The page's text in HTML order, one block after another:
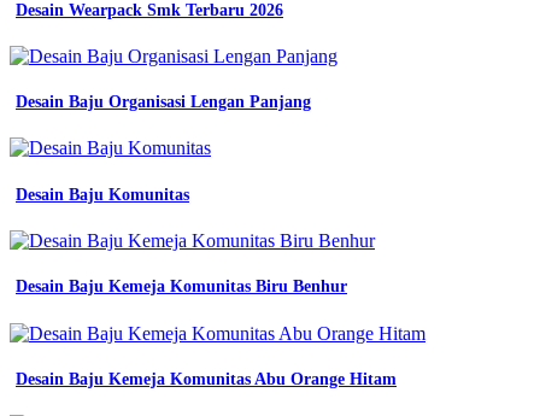
Desain Wearpack Smk Terbaru 2026
Desain Baju Organisasi Lengan Panjang
Desain Baju Komunitas
Desain Baju Kemeja Komunitas Biru Benhur
Desain Baju Kemeja Komunitas Abu Orange Hitam